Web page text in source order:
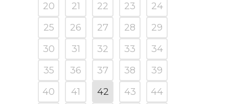
20
21 22 23
24
25
26 27 28
29
30
31 32 33
34
35
36 37 38
39
40
41 42 43
44